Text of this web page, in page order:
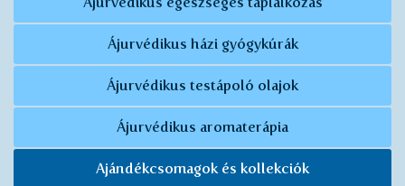
Ájurvédikus házi gyógykúrák
Ájurvédikus testápoló olajok
Ájurvédikus aromaterápia
Ajándékcsomagok és kollekciók